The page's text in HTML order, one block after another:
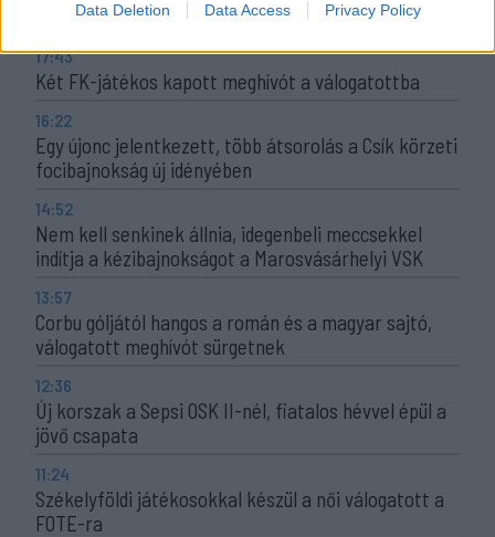
Data Deletion Data Access Privacy Policy
Craiova az EL-selejtezőn
17:43
Két FK-játékos kapott meghívót a válogatottba
16:22
Egy újonc jelentkezett, több átsorolás a Csík körzeti
focibajnokság új idényében
14:52
Nem kell senkinek állnia, idegenbeli meccsekkel
indítja a kézibajnokságot a Marosvásárhelyi VSK
13:57
Corbu góljától hangos a román és a magyar sajtó,
válogatott meghívót sürgetnek
12:36
Új korszak a Sepsi OSK II-nél, fiatalos hévvel épül a
jövő csapata
11:24
Székelyföldi játékosokkal készül a női válogatott a
FOTE-ra